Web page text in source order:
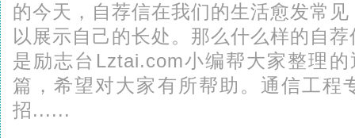
的今天，自荐信在我们的生活愈发常
以展示自己的长处。那么什么样的自
是励志台Lztai.com小编帮大家整理
篇，希望对大家有所帮助。通信工程
招......